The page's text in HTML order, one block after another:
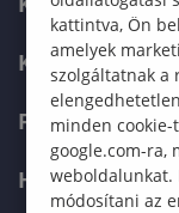
KÉPZÉSEK
kattintva, Ön
amelyek
szolgáltatnak a
minden
google.com-ra,
weboldalunkat.
módosítani az